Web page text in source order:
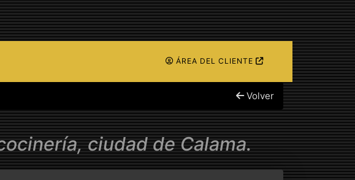
ÁREA DEL CLIENTE
Volver
ciudad de Calama.